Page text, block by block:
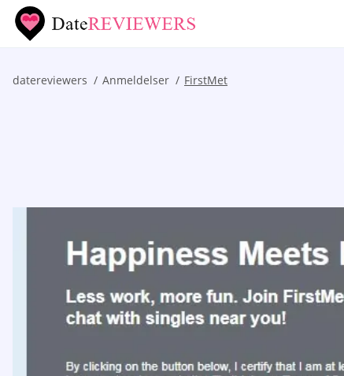
datereviewers Anmeldelser FirstMet